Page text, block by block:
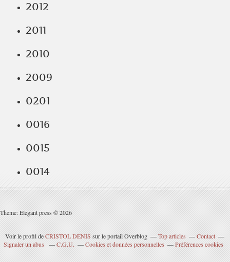
2012
2011
2010
2009
0201
0016
0015
0014
Theme: Elegant press © 2026
Voir le profil deCRISTOL DENIS sur le portail Overblog Top articles
Contact
Signaler un abus
C.G.U. Cookies et données personnelles Préférences cookies